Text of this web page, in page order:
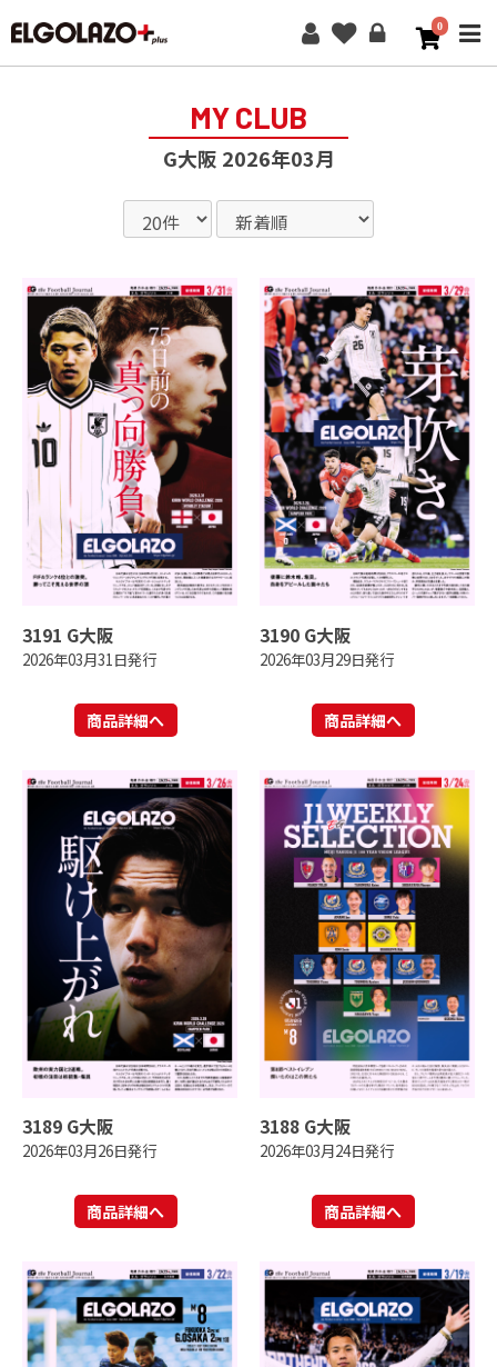
0
MY CLUB
G大阪 2026年03月
3191 G大阪
2026年03月31日発行
商品詳細へ
3190 G大阪
2026年03月29日発行
商品詳細へ
3189 G大阪
2026年03月26日発行
商品詳細へ
3188 G大阪
2026年03月24日発行
商品詳細へ